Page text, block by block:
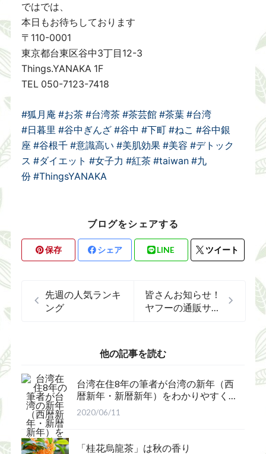
ではでは、
本日もお待ちしております
〒110-0001
東京都台東区谷中3丁目12-3
Things.YANAKA 1F
TEL 050-7123-7418
#狐月庵 #お茶 #台湾茶 #茶芸館 #茶葉 #台湾
#日暮里 #谷中ぎんざ #谷中 #下町 #ねこ #谷中銀
座 #谷根千 #意識高い #美肌効果 #美容 #デトック
ス #ダイエット #女子力 #紅茶 #taiwan #九
份 #ThingsYANAKA
ブログをシェアする
保存 シェア LINE ツイート
先週の人気ランキ
ング
皆さんお知らせ！
ヤフーの通販サイ
他の記事を読む
台湾在住8年の筆者が台湾の新年（西
暦新年・新暦新年）をわかりやすく
解説
2020/06/11
「桂花烏龍茶」は秋の香り